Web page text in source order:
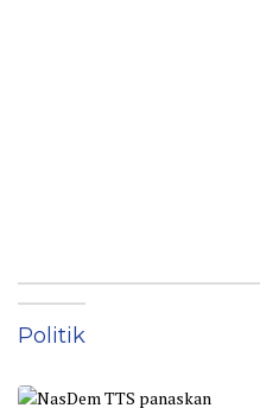
Politik